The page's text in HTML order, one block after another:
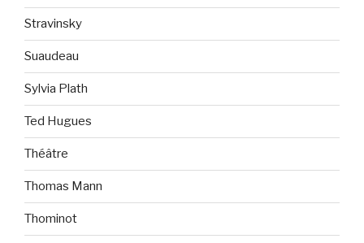
Stravinsky
Suaudeau
Sylvia Plath
Ted Hugues
Théâtre
Thomas Mann
Thominot